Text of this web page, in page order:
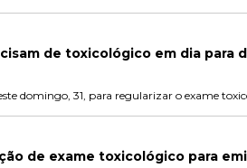
de toxicológico em dia para
domingo, 31, para regularizar o exame
de exame toxicológico para